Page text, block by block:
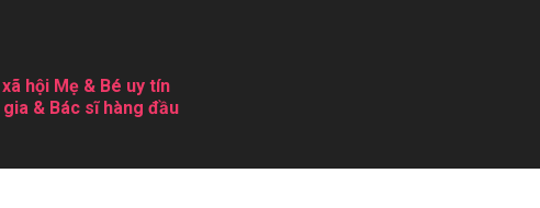
hội Mẹ & Bé uy tín
& Bác sĩ hàng đầu